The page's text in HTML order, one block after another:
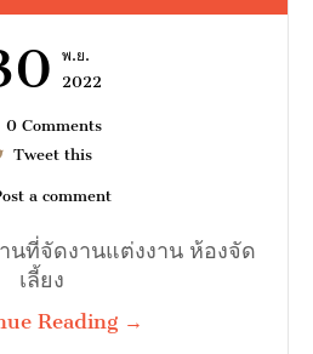
พ.ย.
2022
Comments
Tweet this
a comment
นที่จัดงานแต่งงาน ห้องจัด
เลี้ยง
Reading →